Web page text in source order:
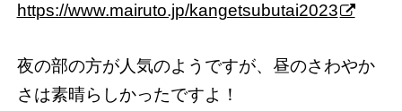
https://www.mairuto.jp/kangetsubutai2023
夜の部の方が人気のようですが、昼のさわやか
さは素晴らしかったですよ！